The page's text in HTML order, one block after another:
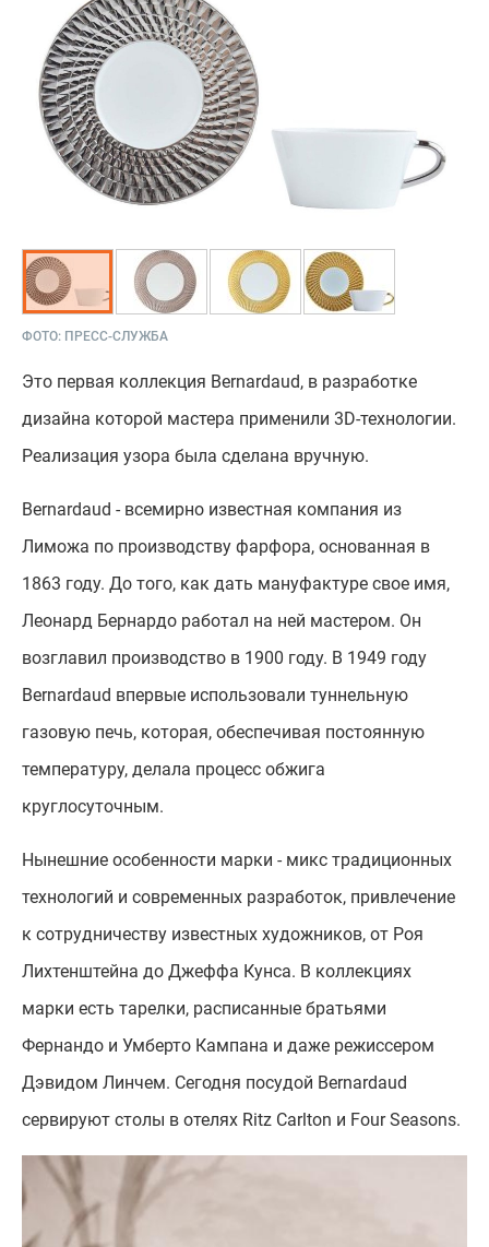
ФОТО: ПРЕСС-СЛУЖБА
Это первая коллекция Bernardaud, в разработке
дизайна которой мастера применили 3D-технологии.
Реализация узора была сделана вручную.
Bernardaud - всемирно известная компания из
Лиможа по производству фарфора, основанная в
1863 году. До того, как дать мануфактуре свое имя,
Леонард Бернардо работал на ней мастером. Он
возглавил производство в 1900 году. В 1949 году
Bernardaud впервые использовали туннельную
газовую печь, которая, обеспечивая постоянную
температуру, делала процесс обжига
круглосуточным.
Нынешние особенности марки - микс традиционных
технологий и современных разработок, привлечение
к сотрудничеству известных художников, от Роя
Лихтенштейна до Джеффа Кунса. В коллекциях
марки есть тарелки, расписанные братьями
Фернандо и Умберто Кампана и даже режиссером
Дэвидом Линчем. Сегодня посудой Bernardaud
сервируют столы в отелях Ritz Carlton и Four Seasons.